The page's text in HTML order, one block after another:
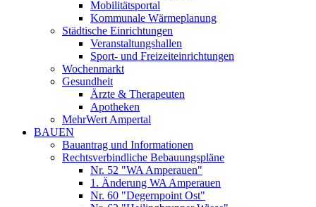
Mobilitätsportal
Kommunale Wärmeplanung
Städtische Einrichtungen
Veranstaltungshallen
Sport- und Freizeiteinrichtungen
Wochenmarkt
Gesundheit
Ärzte & Therapeuten
Apotheken
MehrWert Ampertal
BAUEN
Bauantrag und Informationen
Rechtsverbindliche Bebauungspläne
Nr. 52 "WA Amperauen"
1. Änderung WA Amperauen
Nr. 60 "Degernpoint Ost"